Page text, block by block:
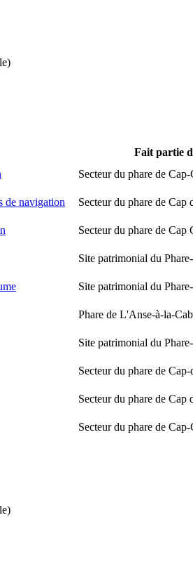
Fait partie
Secteur du phare de Cap-
de navigation Secteur du phare de Cap
Secteur du phare de Cap
Site patrimonial du
Site patrimonial du
Phare de L'Anse-à-la-
Site patrimonial du
Secteur du phare de Cap-
Secteur du phare de Cap
Secteur du phare de Cap-